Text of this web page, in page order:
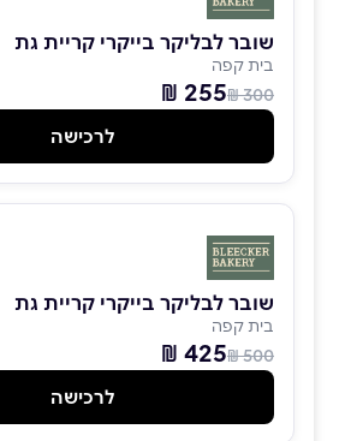
שובר לבליקר בייקרי קריית גת
בית קפה
300 ₪
255 ₪
לרכישה
שובר לבליקר בייקרי קריית גת
בית קפה
500 ₪
425 ₪
לרכישה